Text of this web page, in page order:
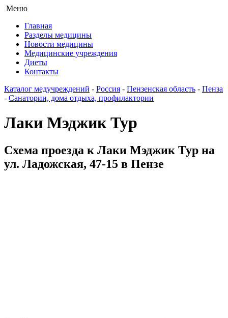
Меню
Главная
Разделы медицины
Новости медицины
Медицинские учреждения
Диеты
Контакты
Каталог медучреждений - Россия - Пензенская область - Пенза
- Санатории, дома отдыха, профилактории
Лаки Мэджик Тур
Схема проезда к Лаки Мэджик Тур на
ул. Ладожская, 47-15 в Пензе